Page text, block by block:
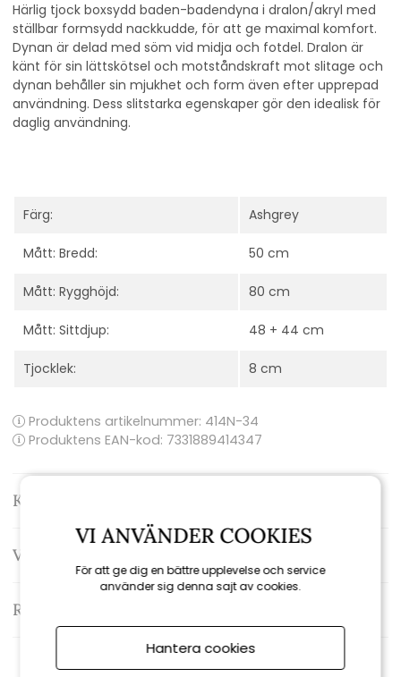
Härlig tjock boxsydd baden-badendyna i dralon/akryl med
ställbar formsydd nackkudde, för att ge maximal komfort.
Dynan är delad med söm vid midja och fotdel. Dralon är
känt för sin lättskötsel och motståndskraft mot slitage och
dynan behåller sin mjukhet och form även efter upprepad
användning. Dess slitstarka egenskaper gör den idealisk för
daglig användning.
Färg: Ashgrey
Mått: Bredd: 50 cm
Mått: Rygghöjd: 80 cm
Mått: Sittdjup: 48 + 44 cm
Tjocklek: 8 cm
Produktens artikelnummer: 414N-34
Produktens EAN-kod: 7331889414347
Kontakta oss
Varumärke: Fritab
Recensioner
VI ANVÄNDER COOKIES
För att ge dig en bättre upplevelse och service
använder sig denna sajt av cookies.
Hantera cookies